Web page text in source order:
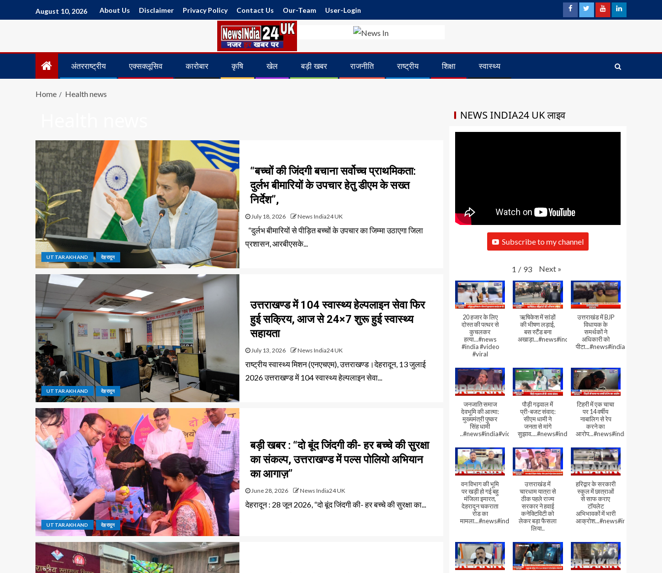
August 10, 2026 About Us Disclaimer Privacy Policy Contact Us Our-Team User-Login
अंतरराष्ट्रीय एक्सक्लूसिव कारोबार कृषि खेल बड़ी खबर राजनीति राष्ट्रीय शिक्षा स्वास्थ्य
Home Health news
UTTARAKHAND देहरादून
“बच्चों की जिंदगी बचाना सर्वोच्च प्राथमिकता:
दुर्लभ बीमारियों के उपचार हेतु डीएम के सख्त
निर्देश”,
July 18, 2026 News India24 UK
“दुर्लभ बीमारियों से पीड़ित बच्चों के उपचार का जिम्मा उठाएगा जिला
प्रशासन, आरबीएसके...
UTTARAKHAND देहरादून
उत्तराखण्ड में 104 स्वास्थ्य हेल्पलाइन सेवा फिर
हुई सक्रिय, आज से 24×7 शुरू हुई स्वास्थ्य
सहायता
July 13, 2026 News India24 UK
राष्ट्रीय स्वास्थ्य मिशन (एनएचएम), उत्तराखण्ड।देहरादून, 13 जुलाई
2026 उत्तराखण्ड में 104 स्वास्थ्य हेल्पलाइन सेवा...
UTTARAKHAND देहरादून
बड़ी खबर : “दो बूंद जिंदगी की- हर बच्चे की सुरक्षा
का संकल्प, उत्तराखण्ड में पल्स पोलियो अभियान
का आगाज़”
June 28, 2026 News India24 UK
देहरादून : 28 जून 2026, “दो बूंद जिंदगी की- हर बच्चे की सुरक्षा का...
NEWS INDIA24 UK लाइव
Subscribe to my channel
1 / 93 Next »
20 हजार के लिए
दोस्त की पत्थर से
कुचलकर
हत्या...#news
#india #video
#viral
ऋषिकेश में सांडों
की भीषण लड़ाई,
बस स्टैंड बना
अखाड़ा...#news#india#video#viral
उत्तराखंड में BJP
विधायक के
समर्थकों ने
अधिकारी को
पीटा...#news#india#video#viral
जनजाति समाज
देवभूमि की आत्मा:
मुख्यमंत्री पुष्कर
सिंह धामी
..#news#india#video#viral
पौड़ी गढ़वाल में
प्री-बजट संवाद:
सीएम धामी ने
जनता से मांगे
सुझाव....#news#india#video#viral
टिहरी में एक चाचा
पर 14 वर्षीय
नाबालिग से रेप
करने का
आरोप...#news#india#video
वन विभाग की भूमि
पर खड़ी हो गई बहु
मंजिला इमारत,
देहरादून चकराता
रोड का
मामला...#news#india#video
उत्तराखंड में
चारधाम यात्रा से
ठीक पहले राज्य
सरकार ने हवाई
कनेक्टिविटी को
लेकर बड़ा फैसला
लिया..
हरिद्वार के सरकारी
स्कूल में छात्राओं
से साफ कराए
टॉयलेट
अभिभावकों में भारी
आक्रोश...#news#india